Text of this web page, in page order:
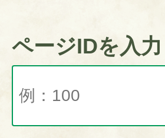
ページIDを入力